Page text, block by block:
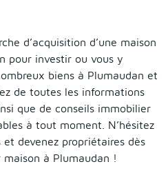
d’acquisition d’une maison
pour investir ou vous y
biens à Plumaudan et
de toutes les informations
que de conseils immobilier
à tout moment. N’hésitez
devenez propriétaires dès
à Plumaudan !